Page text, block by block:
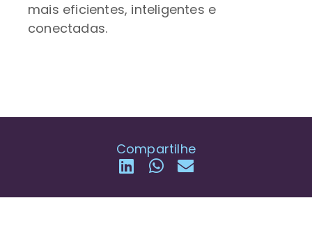
mais eficientes, inteligentes e
conectadas.
Compartilhe